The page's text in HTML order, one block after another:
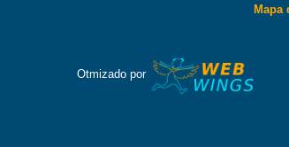
Mapa
Otmizado por